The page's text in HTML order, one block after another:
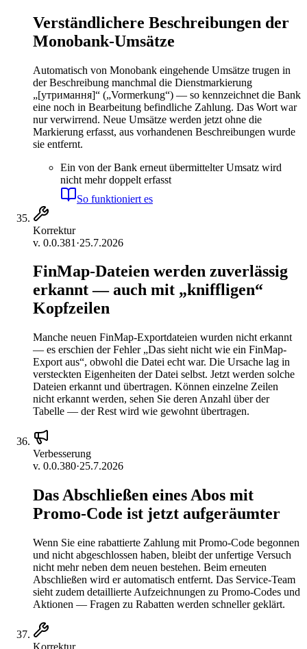
Verständlichere Beschreibungen der
Monobank-Umsätze
Automatisch von Monobank eingehende Umsätze trugen in
der Beschreibung manchmal die Dienstmarkierung
„[утримання]“ („Vormerkung“) — so kennzeichnet die Bank
eine noch in Bearbeitung befindliche Zahlung. Das Wort war
nur verwirrend. Neue Umsätze werden jetzt ohne die
Markierung erfasst, aus vorhandenen Beschreibungen wurde
sie entfernt.
Ein von der Bank erneut übermittelter Umsatz wird
nicht mehr doppelt erfasst
So funktioniert es
Korrektur
v. 0.0.381 ·25.7.2026
FinMap-Dateien werden zuverlässig
erkannt — auch mit „kniffligen“
Kopfzeilen
Manche neuen FinMap-Exportdateien wurden nicht erkannt
— es erschien der Fehler „Das sieht nicht wie ein FinMap-
Export aus“, obwohl die Datei echt war. Die Ursache lag in
versteckten Eigenheiten der Datei selbst. Jetzt werden solche
Dateien erkannt und übertragen. Können einzelne Zeilen
nicht erkannt werden, sehen Sie deren Anzahl über der
Tabelle — der Rest wird wie gewohnt übertragen.
Verbesserung
v. 0.0.380·25.7.2026
Das Abschließen eines Abos mit
Promo-Code ist jetzt aufgeräumter
Wenn Sie eine rabattierte Zahlung mit Promo-Code begonnen
und nicht abgeschlossen haben, bleibt der unfertige Versuch
nicht mehr neben dem neuen bestehen. Beim erneuten
Abschließen wird er automatisch entfernt. Das Service-Team
sieht zudem detaillierte Aufzeichnungen zu Promo-Codes und
Aktionen — Fragen zu Rabatten werden schneller geklärt.